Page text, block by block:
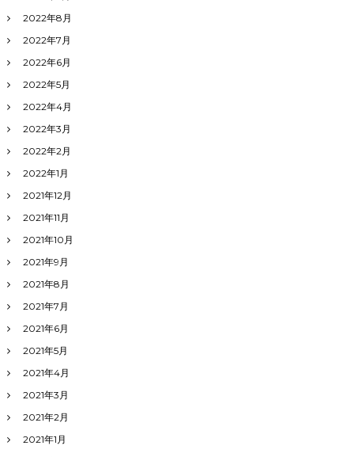
2022年8月
2022年7月
2022年6月
2022年5月
2022年4月
2022年3月
2022年2月
2022年1月
2021年12月
2021年11月
2021年10月
2021年9月
2021年8月
2021年7月
2021年6月
2021年5月
2021年4月
2021年3月
2021年2月
2021年1月